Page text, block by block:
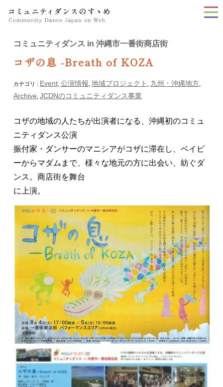
コミュニティダンス in 沖縄市一番街商店街
コザの息 -Breath of KOZA
カテゴリ : Event, 公演情報 地域プロジェクト 九州・沖縄地方,
Archive JCDNのコミュニティダンス事業
コザの地域の人たちが出演者になる、沖縄初のコミュ
ニティダンス公演
振付家・ダンサーのマニシアがコザに滞在し、ベイビ
ーからマダムまで、様々な地元の方に出会い、紡ぐダ
ンス。商店街を舞台
に上演。